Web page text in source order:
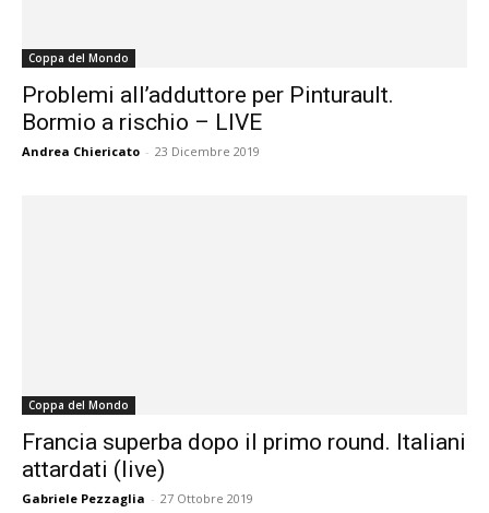
Coppa del Mondo
Problemi all’adduttore per Pinturault.
Bormio a rischio – LIVE
Andrea Chiericato - 23 Dicembre 2019
Coppa del Mondo
Francia superba dopo il primo round. Italiani
attardati (live)
Gabriele Pezzaglia - 27 Ottobre 2019